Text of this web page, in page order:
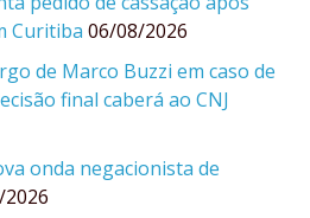
Curitiba 06/08/2026
de Marco Buzzi em caso de
final caberá ao CNJ
onda negacionista de